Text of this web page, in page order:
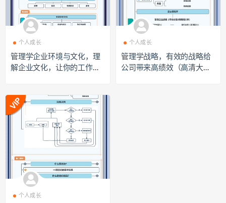
个人成长
管理学企业环境与文化，理
解企业文化，让你的工作心
个人成长
管理学战略，有效的战略给
公司带来高绩效（高清大图
个人成长